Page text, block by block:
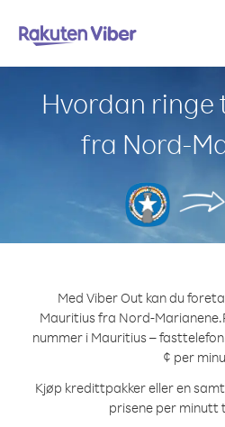
Hvordan
fra Nord-
Med Viber Out kan du
Mauritius fra Nord-Marianene.
nummer i Mauritius –
¢ per
Kjøp kredittpakker eller en
prisene per minutt